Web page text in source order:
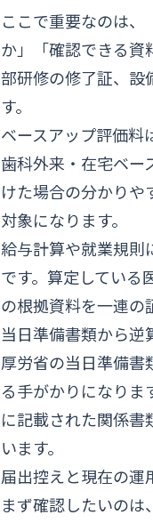
ここで重要なのは
か」「確認できる資
部研修の修了証、設
す。
ベースアップ評価料
歯科外来・在宅ベー
けた場合の分かりや
対象になります。
給与計算や就業規則
です。算定している
の根拠資料を一連の
当日準備書類から逆
厚労省の当日準備書
る手がかりになりま
に記載された関係書
います。
届出控えと現在の運
まず確認したいのは